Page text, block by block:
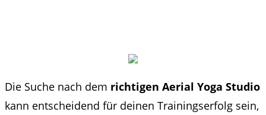
Die Suche nach dem richtigen Aerial Yoga Studio
kann entscheidend für deinen Trainingserfolg sein,